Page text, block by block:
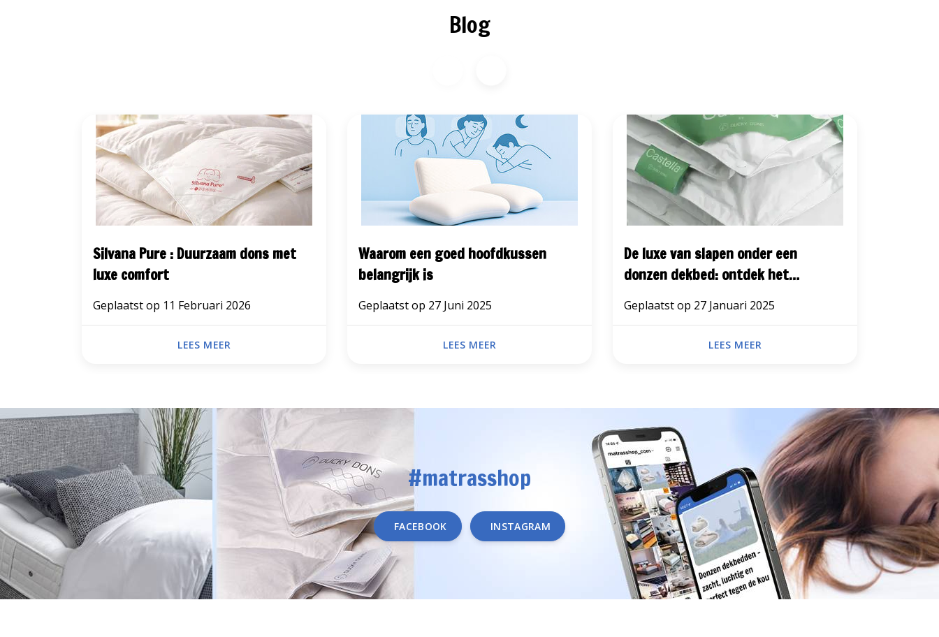
Blog
Silvana Pure : Duurzaam dons met
luxe comfort
Geplaatst op 11 Februari 2026
LEES MEER
Waarom een goed hoofdkussen
belangrijk is
Geplaatst op 27 Juni 2025
LEES MEER
De luxe van slapen onder een
donzen dekbed: ontdek het
Castella 4 seizoenen dekbed
Geplaatst op 27 Januari 2025
LEES MEER
#matrasshop
FACEBOOK INSTAGRAM